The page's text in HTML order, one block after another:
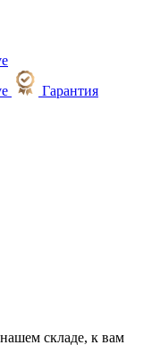
Гарантия
складе, к вам